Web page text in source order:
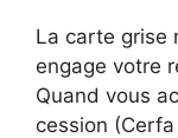
La carte grise
engage votre
Quand vous
cession